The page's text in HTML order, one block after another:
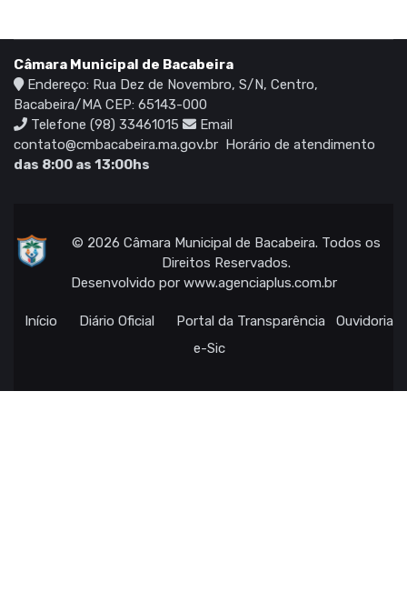
Câmara Municipal de Bacabeira
Endereço: Rua Dez de Novembro, S/N, Centro,
Bacabeira/MA CEP: 65143-000
Telefone (98) 33461015
Email
contato@cmbacabeira.ma.gov.br Horário de atendimento
das 8:00 as 13:00hs
© 2026 Câmara Municipal de Bacabeira. Todos os
Direitos Reservados.
Desenvolvido por www.agenciaplus.com.br
Início Diário Oficial Portal da Transparência
Ouvidoria
e-Sic